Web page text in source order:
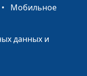
• Мобильное
данных и